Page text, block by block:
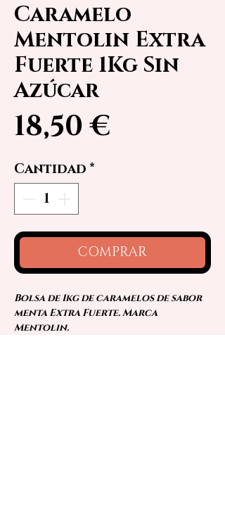
Caramelo
Mentolin Extra
Fuerte 1Kg Sin
Azúcar
18,50 €
Cantidad *
COMPRAR
Bolsa de 1kg de caramelos de sabor
menta Extra Fuerte. Marca
Mentolin.